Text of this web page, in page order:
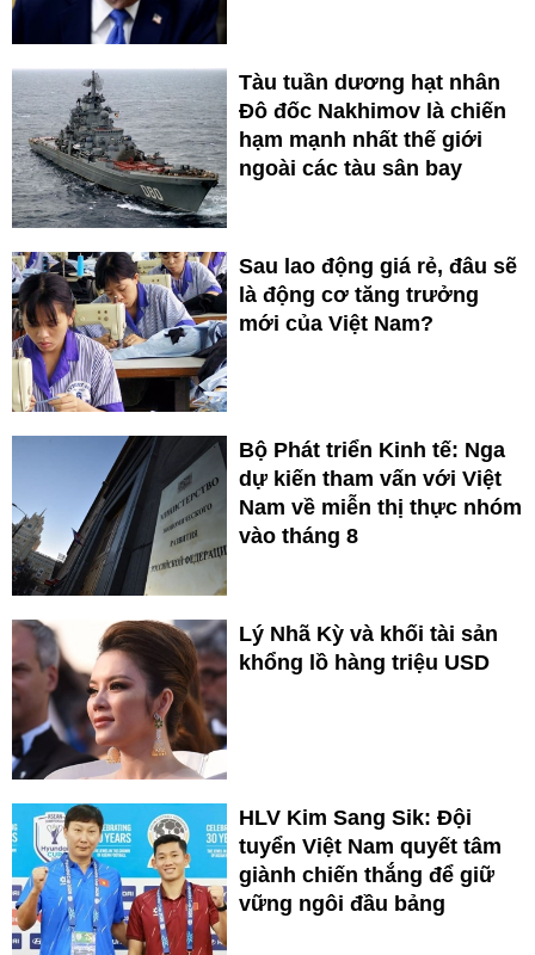
Tàu tuần dương hạt nhân
Đô đốc Nakhimov là chiến
hạm mạnh nhất thế giới
ngoài các tàu sân bay
Sau lao động giá rẻ, đâu sẽ
là động cơ tăng trưởng
mới của Việt Nam?
Bộ Phát triển Kinh tế: Nga
dự kiến tham vấn với Việt
Nam về miễn thị thực nhóm
vào tháng 8
Lý Nhã Kỳ và khối tài sản
khổng lồ hàng triệu USD
HLV Kim Sang Sik: Đội
tuyển Việt Nam quyết tâm
giành chiến thắng để giữ
vững ngôi đầu bảng